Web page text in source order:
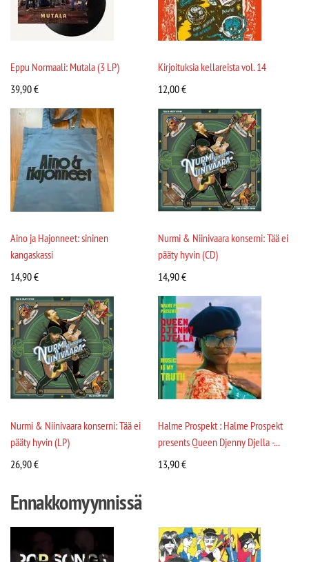
Eppu Normaali: Mutala (3 LP)
39,90€
Kirjoituksia kellareista vol. 14
12,00€
Aino ja Hajonneet: sininen
kangaskassi
14,90€
Nurmi & Niinivaara konserni: Tää ei
pääty hyvin (CD)
14,90€
Nurmi & Niinivaara konserni: Tää ei
pääty hyvin (LP)
26,90€
Halme Prospekt : Halme Prospekt
presents Queen Djenny Djella -...
13,90€
Ennakkomyynnissä